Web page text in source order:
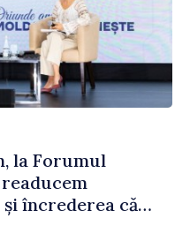
la Forumul
încrederea că